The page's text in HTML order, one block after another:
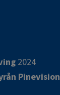
2024
Pinevision